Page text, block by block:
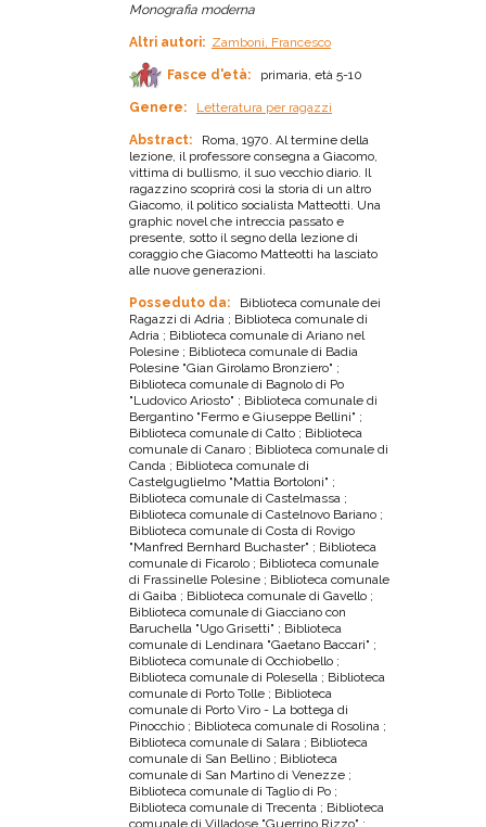
Monografia moderna
Altri autori: Zamboni, Francesco
Fasce d'età: primaria, età 5-10
Genere: Letteratura per ragazzi
Abstract:
Roma, 1970. Al termine della
lezione, il professore consegna a Giacomo,
vittima di bullismo, il suo vecchio diario. Il
ragazzino scoprirà così la storia di un altro
Giacomo, il politico socialista Matteotti. Una
graphic novel che intreccia passato e
presente, sotto il segno della lezione di
coraggio che Giacomo Matteotti ha lasciato
alle nuove generazioni.
Posseduto da:
Biblioteca comunale dei
Ragazzi di Adria ; Biblioteca comunale di
Adria ; Biblioteca comunale di Ariano nel
Polesine ; Biblioteca comunale di Badia
Polesine "Gian Girolamo Bronziero" ;
Biblioteca comunale di Bagnolo di Po
"Ludovico Ariosto" ; Biblioteca comunale di
Bergantino "Fermo e Giuseppe Bellini" ;
Biblioteca comunale di Calto ; Biblioteca
comunale di Canaro ; Biblioteca comunale di
Canda ; Biblioteca comunale di
Castelguglielmo "Mattia Bortoloni" ;
Biblioteca comunale di Castelmassa ;
Biblioteca comunale di Castelnovo Bariano ;
Biblioteca comunale di Costa di Rovigo
"Manfred Bernhard Buchaster" ; Biblioteca
comunale di Ficarolo ; Biblioteca comunale
di Frassinelle Polesine ; Biblioteca comunale
di Gaiba ; Biblioteca comunale di Gavello ;
Biblioteca comunale di Giacciano con
Baruchella "Ugo Grisetti" ; Biblioteca
comunale di Lendinara "Gaetano Baccari" ;
Biblioteca comunale di Occhiobello ;
Biblioteca comunale di Polesella ; Biblioteca
comunale di Porto Tolle ; Biblioteca
comunale di Porto Viro - La bottega di
Pinocchio ; Biblioteca comunale di Rosolina ;
Biblioteca comunale di Salara ; Biblioteca
comunale di San Bellino ; Biblioteca
comunale di San Martino di Venezze ;
Biblioteca comunale di Taglio di Po ;
Biblioteca comunale di Trecenta ; Biblioteca
comunale di Villadose "Guerrino Rizzo" ;